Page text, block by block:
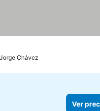
Chávez
Ver